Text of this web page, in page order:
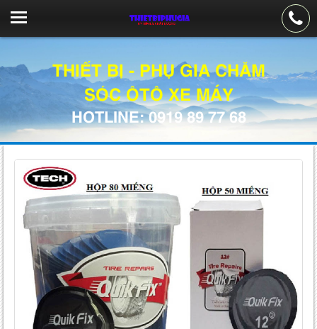
THIẾT BỊ - PHỤ GIA CHĂM
SÓC ÔTÔ XE MÁY
HOTLINE: 0919 89 77 68